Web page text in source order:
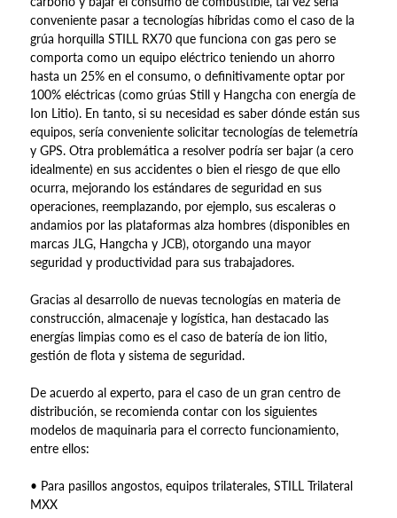
conveniente pasar a tecnologías híbridas como el caso de la
grúa horquilla STILL RX70 que funciona con gas pero se
comporta como un equipo eléctrico teniendo un ahorro
hasta un 25% en el consumo, o definitivamente optar por
100% eléctricas (como grúas Still y Hangcha con energía de
Ion Litio). En tanto, si su necesidad es saber dónde están sus
equipos, sería conveniente solicitar tecnologías de telemetría
y GPS. Otra problemática a resolver podría ser bajar (a cero
idealmente) en sus accidentes o bien el riesgo de que ello
ocurra, mejorando los estándares de seguridad en sus
operaciones, reemplazando, por ejemplo, sus escaleras o
andamios por las plataformas alza hombres (disponibles en
marcas JLG, Hangcha y JCB), otorgando una mayor
seguridad y productividad para sus trabajadores.
Gracias al desarrollo de nuevas tecnologías en materia de
construcción, almacenaje y logística, han destacado las
energías limpias como es el caso de batería de ion litio,
gestión de flota y sistema de seguridad.
De acuerdo al experto, para el caso de un gran centro de
distribución, se recomienda contar con los siguientes
modelos de maquinaria para el correcto funcionamiento,
entre ellos:
• Para pasillos angostos, equipos trilaterales, STILL Trilateral
MXX